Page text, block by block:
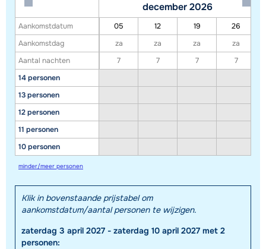
Toon alle accommodaties in dit gebied
Deze kaart geeft een indicatie van de ligging van onze accommodaties. De
exacte locatie kan enigszins afwijken.
Aankomstdatum
Aankomstdag
Aantal nachten
14 personen
13 personen
12 personen
11 personen
10 personen
december 2026
05 12 19
26
za
za za
za
7
7 7 7
minder/meer personen
Klik in bovenstaande prijstabel om
aankomstdatum/aantal personen te wijzigen.
zaterdag 3 april 2027 - zaterdag 10 april 2027 met 2
personen: